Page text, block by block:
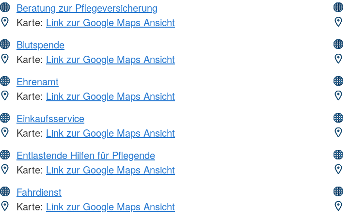
Beratung zur Pflegeversicherung
Karte: Link zur Google Maps Ansicht
Blutspende
Karte: Link zur Google Maps Ansicht
Ehrenamt
Karte: Link zur Google Maps Ansicht
Einkaufsservice
Karte: Link zur Google Maps Ansicht
Entlastende Hilfen für Pflegende
Karte: Link zur Google Maps Ansicht
Fahrdienst
Karte: Link zur Google Maps Ansicht